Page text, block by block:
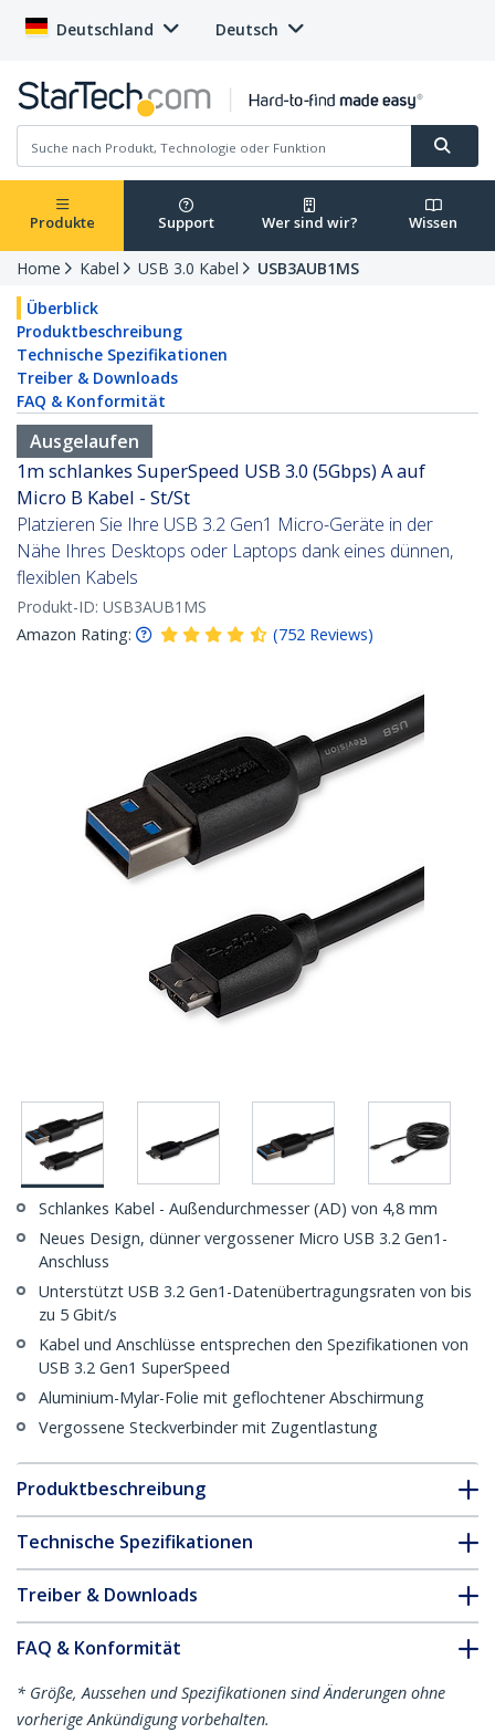
Deutschland Deutsch
Produkte Support Wer sind wir? Wissen
Home Kabel USB 3.0 Kabel
USB3AUB1MS
Überblick
Produktbeschreibung
Technische Spezifikationen
Treiber & Downloads
FAQ & Konformität
Ausgelaufen
1m schlankes SuperSpeed USB 3.0 (5Gbps) A auf
Micro B Kabel - St/St
Platzieren Sie Ihre USB 3.2 Gen1 Micro-Geräte in der
Nähe Ihres Desktops oder Laptops dank eines dünnen,
flexiblen Kabels
Produkt-ID: USB3AUB1MS
Amazon Rating:
(752 Reviews)
Schlankes Kabel - Außendurchmesser (AD) von 4,8 mm
Neues Design, dünner vergossener Micro USB 3.2 Gen1-
Anschluss
Unterstützt USB 3.2 Gen1-Datenübertragungsraten von bis
zu 5 Gbit/s
Kabel und Anschlüsse entsprechen den Spezifikationen von
USB 3.2 Gen1 SuperSpeed
Aluminium-Mylar-Folie mit geflochtener Abschirmung
Vergossene Steckverbinder mit Zugentlastung
Produktbeschreibung
Technische Spezifikationen
Treiber & Downloads
FAQ & Konformität
* Größe, Aussehen und Spezifikationen sind Änderungen ohne
vorherige Ankündigung vorbehalten.